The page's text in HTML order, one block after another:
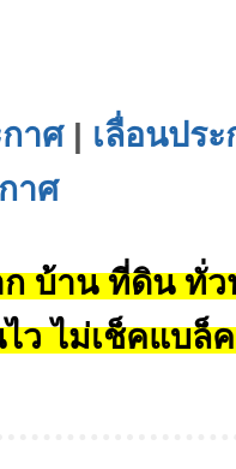
าศ| เลื่อนปร
าศ
บ้าน ที่ดิน ทั่ว
ไว ไม่เช็คแบล็